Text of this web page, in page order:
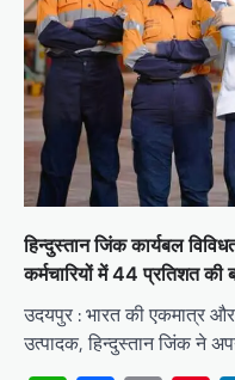
हिन्दुस्तान जिंक कार्यबल
कर्मचारियों में 44 प्रतिशत की
उदयपुर : भारत की एकमात्र
उत्पादक, हिन्दुस्तान जिंक ने